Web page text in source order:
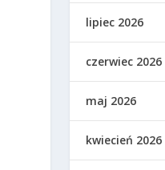
lipiec 2026
czerwiec 2026
maj 2026
kwiecień 2026